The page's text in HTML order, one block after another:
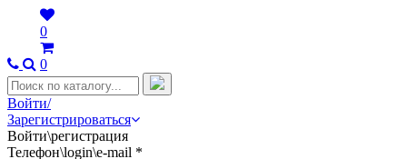
0
0
Войти/
Зарегистрироваться
Войти\регистрация
Телефон\login\e-mail *